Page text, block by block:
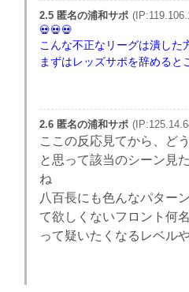
2.5 匿名の浦和サポ
こんな不正なリーグは潰した
まずはレッズサポを辞めると
2.6 匿名の浦和サポ
ここの反応見てから、ど
と思って該当のシーン見
ね
八百長にも色んなパター
て欲しくないフロント何
って疑いたくなるレベル